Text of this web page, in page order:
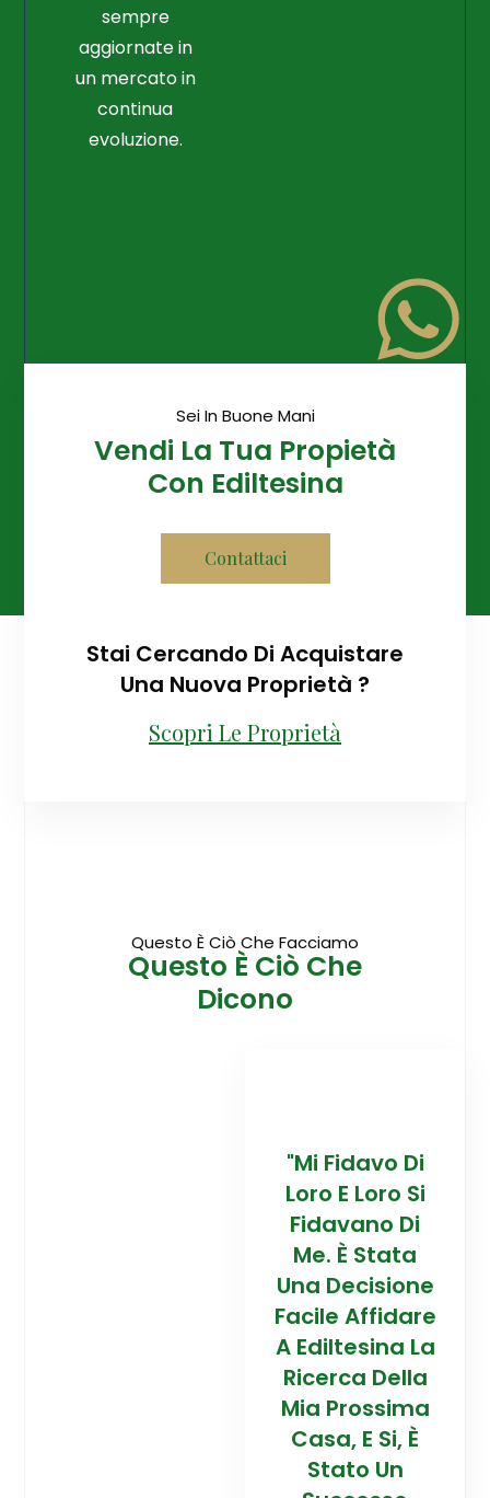
sempre
aggiornate in
un mercato in
continua
evoluzione.
Sei In Buone Mani
Vendi La Tua Propietà
Con Ediltesina
Contattaci
Stai Cercando Di Acquistare
Una Nuova Proprietà ?
Scopri Le Proprietà
Questo È Ciò Che Facciamo
Questo È Ciò Che
Dicono
"Mi Fidavo Di
Loro E Loro Si
Fidavano Di
Me. È Stata
Una Decisione
Facile Affidare
A Ediltesina La
Ricerca Della
Mia Prossima
Casa, E Si, È
Stato Un